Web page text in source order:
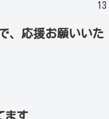
13
、応援お願いいた
ます